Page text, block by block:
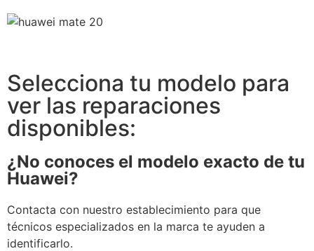
Selecciona tu modelo para
ver las reparaciones
disponibles:
¿No conoces el modelo exacto de tu
Huawei?
Contacta con nuestro establecimiento para que
técnicos especializados en la marca te ayuden a
identificarlo.